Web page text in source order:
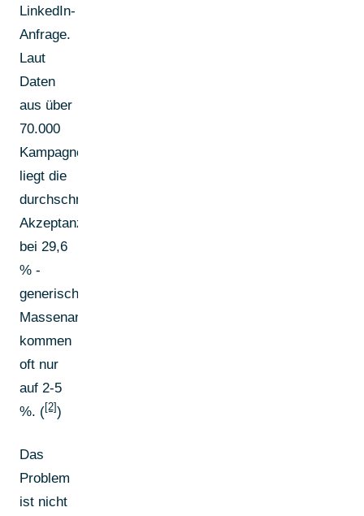
LinkedIn-
Anfrage.
Laut
Daten
aus über
70.000
Kampagnen
liegt die
durchschnittliche
Akzeptanzrate
bei 29,6
% -
generische
Massenanfragen
kommen
oft nur
auf 2-5
%. ([2])
Das
Problem
ist nicht